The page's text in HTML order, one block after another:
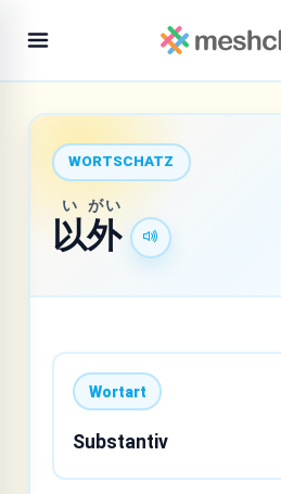
WORTSCHATZ
以
い
外
がい
Wortart
Substantiv